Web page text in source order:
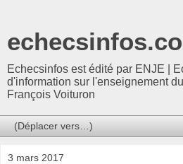
Echecsinfos est édité par ENJE |
d'information sur l'enseignement
François Voituron
3 mars 2017